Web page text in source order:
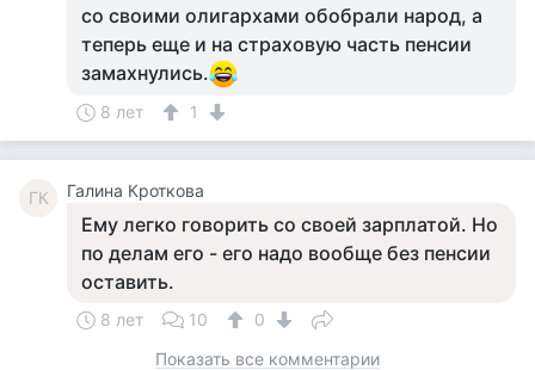
со своими олигархами обобрали народ, а
теперь еще и на страховую часть пенсии
замахнулись.
8 лет 1
ГК Галина Кроткова
Ему легко говорить со своей зарплатой. Но
по делам его - его надо вообще без пенсии
оставить.
8 лет 10
0
Показать все комментарии